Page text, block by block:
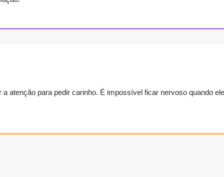
atenção para pedir carinho. É impossível ficar nervoso quando